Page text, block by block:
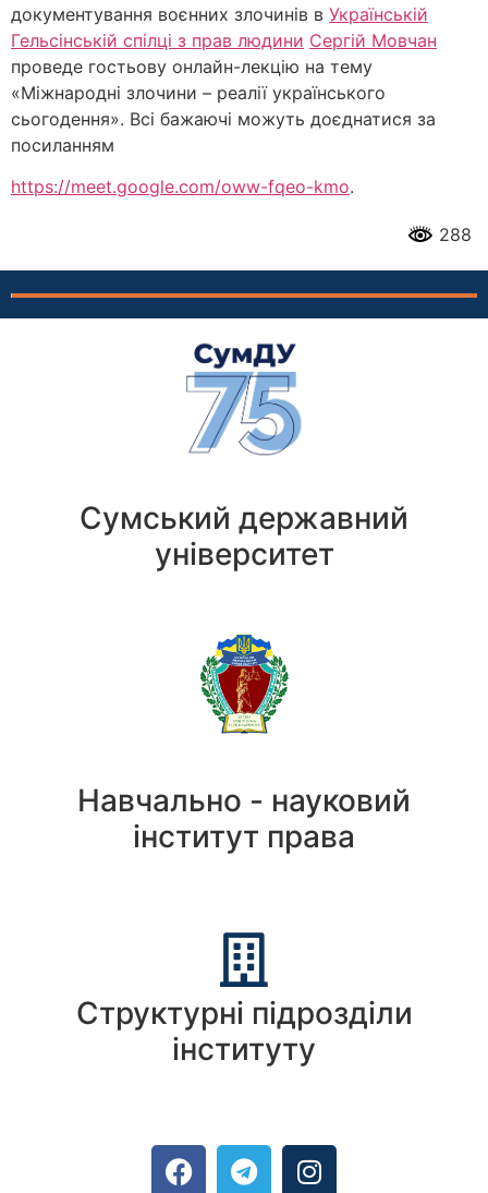
документування воєнних злочинів в Українській
Гельсінській спілці з прав людини Сергій Мовчан
проведе гостьову онлайн-лекцію на тему
«Міжнародні злочини – реалії українського
сьогодення». Всі бажаючі можуть доєднатися за
посиланням
https://meet.google.com/oww-fqeo-kmo.
288
Сумський державний
університет
Навчально - науковий
інститут права
Структурні підрозділи
інституту